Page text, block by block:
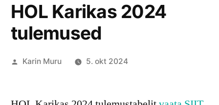
HOL Karikas 2024
tulemused
Posted
Karin Muru 5. okt 2024